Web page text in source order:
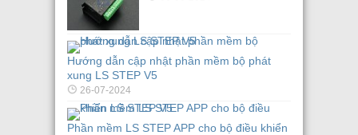
Hướng dẫn cập nhật phần mềm bộ phát
xung LS STEP V5
26-07-2024
Phần mềm LS STEP APP cho bộ điều khiển